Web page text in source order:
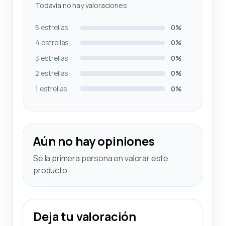
Todavía no hay valoraciones
5 estrellas
0%
4 estrellas
0%
3 estrellas
0%
2 estrellas
0%
1 estrellas
0%
Aún no hay opiniones
Sé la primera persona en valorar este
producto.
Deja tu valoración